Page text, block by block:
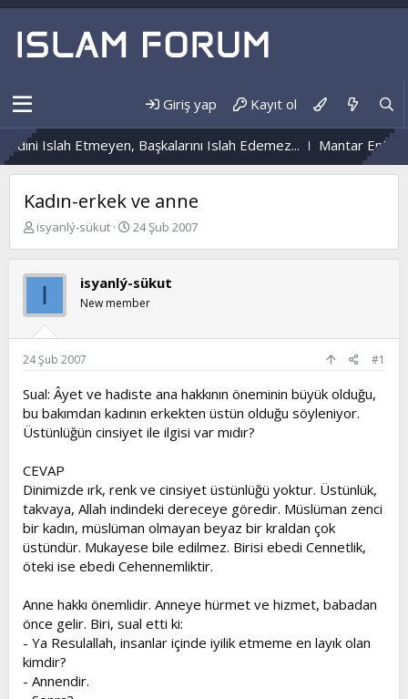
Giriş yap Kayıt ol
Islah Etmeyen, Başkalarını Islah Edemez... Mantar
Kadın-erkek ve anne
K
b
u
b
a
l
a
t
a
isyanlý-sükut
B
a
n
ı
a
i
h
24 Şub 2007
I isyanlý-sükut
New member
24 Şub 2007 #1
Sual: Âyet ve hadiste ana hakkının öneminin büyük olduğu,
bu bakımdan kadının erkekten üstün olduğu söyleniyor.
Üstünlüğün cinsiyet ile ilgisi var mıdır?
CEVAP
Dinimizde ırk, renk ve cinsiyet üstünlüğü yoktur. Üstünlük,
takvaya, Allah indindeki dereceye göredir. Müslüman zenci
bir kadın, müslüman olmayan beyaz bir kraldan çok
üstündür. Mukayese bile edilmez. Birisi ebedi Cennetlik,
öteki ise ebedi Cehennemliktir.
Anne hakkı önemlidir. Anneye hürmet ve hizmet, babadan
önce gelir. Biri, sual etti ki:
- Ya Resulallah, insanlar içinde iyilik etmeme en layık olan
kimdir?
- Annendir.